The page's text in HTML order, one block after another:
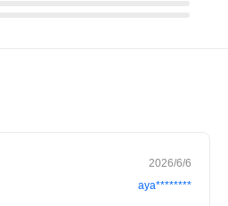
2026/6/6
aya********